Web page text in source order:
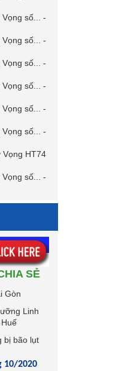
số...
-
số...
-
số...
-
số...
-
số...
-
số...
-
Vọng HT74
số...
-
SẺ
10/2020